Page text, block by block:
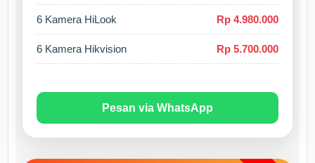
6 Kamera HiLook Rp 4.980.000
6 Kamera Hikvision Rp 5.700.000
Pesan via WhatsApp